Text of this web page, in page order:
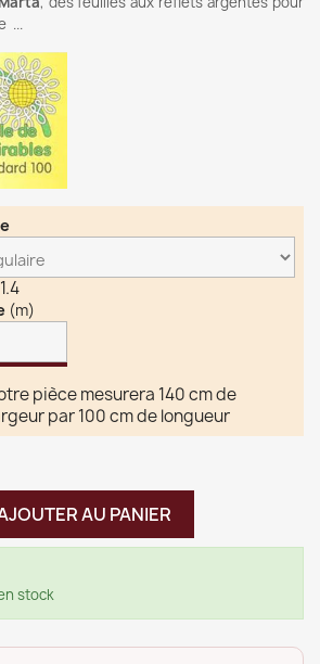
...
1.4
(m)
pièce mesurera 140 cm de
par 100 cm de longueur
AU PANIER
stock